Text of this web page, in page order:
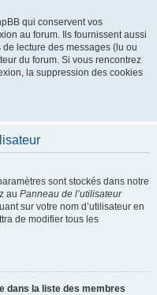
qui conservent vos
au forum. Ils fournissent aussi
lecture des messages (lu ou
du forum. Si vous rencontrez
la suppression des cookies
sont stockés dans notre
au Panneau de l’utilisateur
sur votre nom d’utilisateur en
de modifier tous les
dans la liste des membres